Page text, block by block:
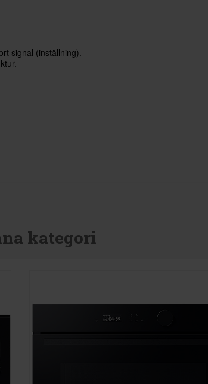
signal (inställning).
kategori